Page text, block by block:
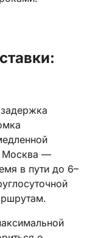
Москва —
в пути до 6–